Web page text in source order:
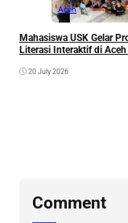
Aceh
Mahasiswa USK Gelar
Literasi Interaktif di Aceh
20 July 2026
Comment